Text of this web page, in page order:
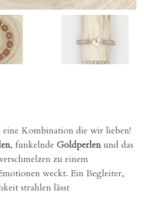
Kombination die wir lieben!
, funkelnde Goldperlenund das
zu einem
weckt. Ein Begleiter,
strahlen lässt